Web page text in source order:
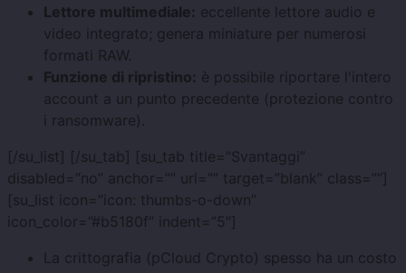
Lettore multimediale: eccellente lettore audio e
video integrato; genera miniature per numerosi
formati RAW.
Funzione di ripristino: è possibile riportare l'intero
account a un punto precedente (protezione contro
i ransomware).
[/su_list] [/su_tab] [su_tab title=”Svantaggi”
disabled=”no” anchor=”” url=”” target=”blank” class=””]
[su_list icon=”icon: thumbs-o-down”
icon_color=”#b5180f” indent=”5″]
La crittografia (pCloud Crypto) spesso ha un costo